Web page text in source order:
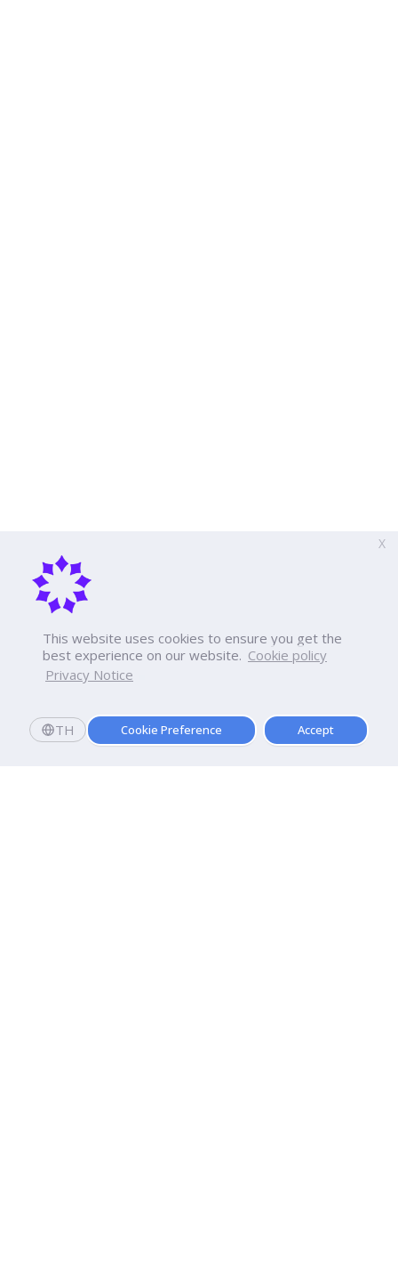
This website uses cookies to ensure you get the
best experience on our website. Cookie policy
Privacy Notice
TH Cookie Preference Accept
X